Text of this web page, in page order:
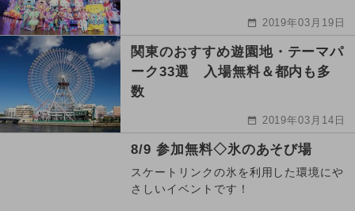
2019年03月19日
関東のおすすめ遊園地・テーマパ
ーク33選 入場無料＆都内も多
数
2019年03月14日
8/9 参加無料◇氷のあそび場
スケートリンクの氷を利用した環境にや
さしいイベントです！